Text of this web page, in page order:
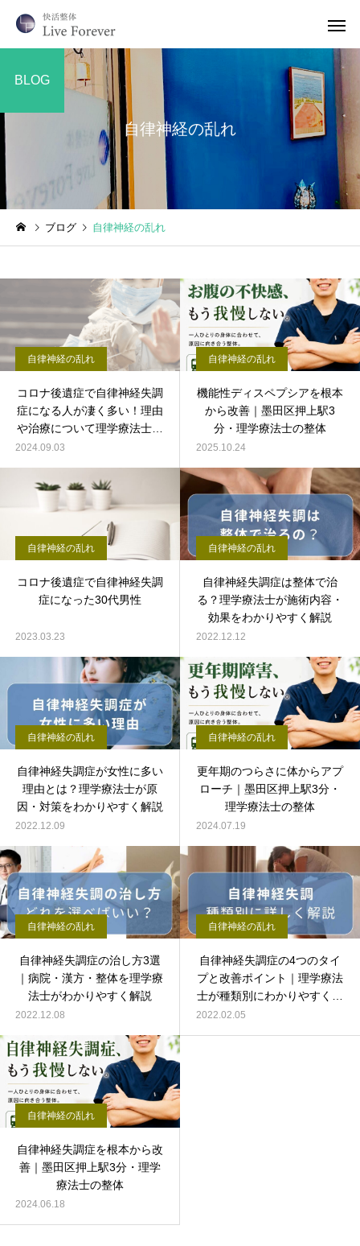
自律神経の乱れ
BLOG
ブログ 自律神経の乱れ
自律神経の乱れ
コロナ後遺症で自律神経失調
症になる人が凄く多い！理由
や治療について理学療法士が
2024.09.03
自律神経の乱れ
機能性ディスペプシアを根本
から改善｜墨田区押上駅3
分・理学療法士の整体
2025.10.24
自律神経の乱れ
コロナ後遺症で自律神経失調
症になった30代男性
2023.03.23
自律神経の乱れ
自律神経失調症は整体で治
る？理学療法士が施術内容・
効果をわかりやすく解説
2022.12.12
自律神経の乱れ
自律神経失調症が女性に多い
理由とは？理学療法士が原
因・対策をわかりやすく解説
2022.12.09
自律神経の乱れ
更年期のつらさに体からアプ
ローチ｜墨田区押上駅3分・
理学療法士の整体
2024.07.19
自律神経の乱れ
自律神経失調症の治し方3選
｜病院・漢方・整体を理学療
法士がわかりやすく解説
2022.12.08
自律神経の乱れ
自律神経失調症の4つのタイ
プと改善ポイント｜理学療法
士が種類別にわかりやすく解
2022.02.05
自律神経の乱れ
自律神経失調症を根本から改
善｜墨田区押上駅3分・理学
療法士の整体
2024.06.18